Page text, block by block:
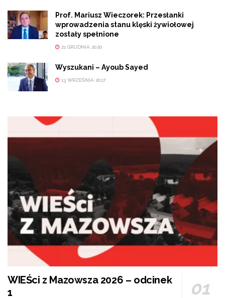
Prof. Mariusz Wieczorek: Przesłanki
wprowadzenia stanu klęski żywiołowej
zostały spełnione
21 GRUDNIA 2020
Wyszukani – Ayoub Sayed
13 WRZEŚNIA 2017
WIEŚci z Mazowsza 2026 – odcinek
1